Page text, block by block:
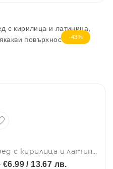
-43%
Етикетен маркиращ уред с кирилица и латиница, печат за дрехи и всякакви повърхности
€6.99 / 13.67 лв.